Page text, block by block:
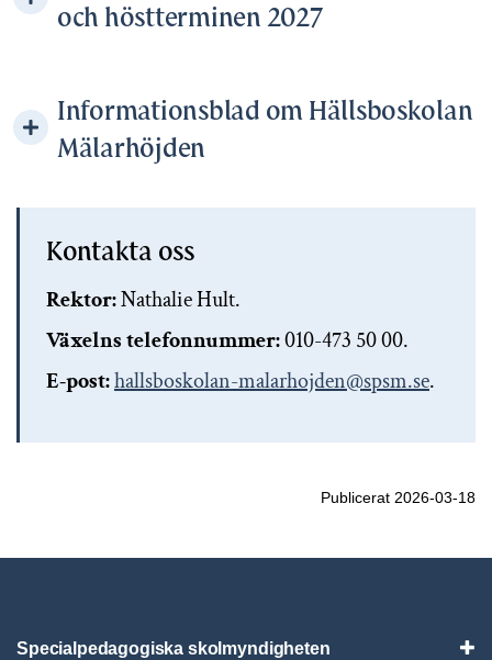
och höstterminen 2027
Informationsblad om Hällsboskolan
Mälarhöjden
Kontakta oss
Rektor:Nathalie Hult.
Växelns telefonnummer:010-473 50 00.
E-post:hallsboskolan-malarhojden@spsm.se.
Publicerat 2026-03-18
Specialpedagogiska skolmyndigheten